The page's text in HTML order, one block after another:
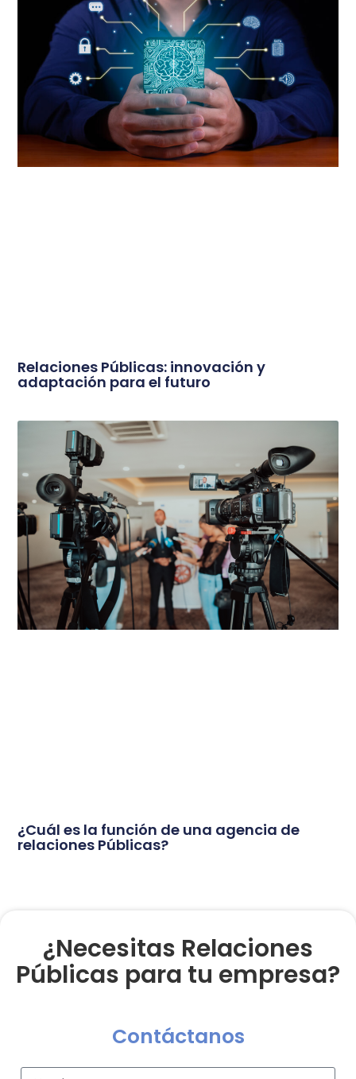
Relaciones Públicas: innovación y
adaptación para el futuro
¿Cuál es la función de una agencia de
relaciones Públicas?
¿Necesitas Relaciones
Públicas para tu empresa?
Contáctanos